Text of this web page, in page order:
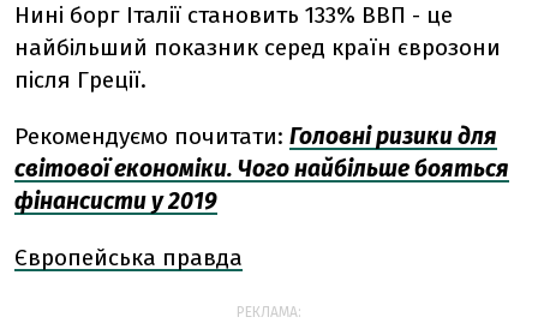
Нині борг Італії становить 133% ВВП - це
найбільший показник серед країн єврозони
після Греції.
Рекомендуємо почитати: Головні ризики для
світової економіки. Чого найбільше бояться
фінансисти у 2019
Європейська правда
РЕКЛАМА: